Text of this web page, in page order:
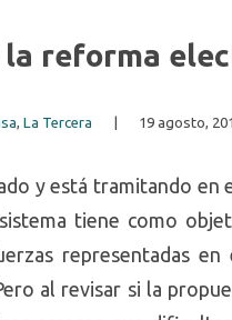
la reforma
, La Tercera 19 agosto,
y está tramitando
tiene como
representadas
al revisar si la